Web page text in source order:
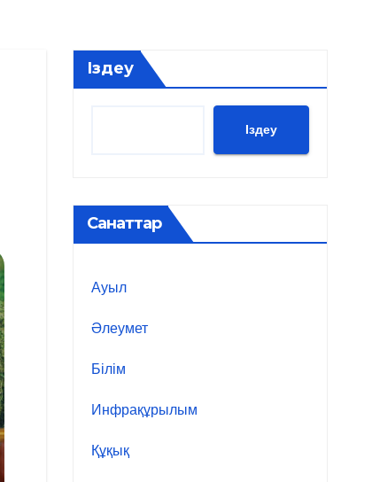
Іздеу
Іздеу
Санаттар
Ауыл
Әлеумет
Білім
Инфрақұрылым
Құқық